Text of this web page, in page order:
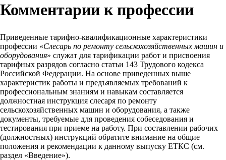
Комментарии к профессии
Приведенные тарифно-квалификационные характеристики
профессии «Слесарь по ремонту сельскохозяйственных машин и
оборудования» служат для тарификации работ и присвоения
тарифных разрядов согласно статьи 143 Трудового кодекса
Российской Федерации. На основе приведенных выше
характеристик работы и предъявляемых требований к
профессиональным знаниям и навыкам составляется
должностная инструкция слесаря по ремонту
сельскохозяйственных машин и оборудования, а также
документы, требуемые для проведения собеседования и
тестирования при приеме на работу. При составлении рабочих
(должностных) инструкций обратите внимание на общие
положения и рекомендации к данному выпуску ЕТКС (см.
раздел «Введение»).